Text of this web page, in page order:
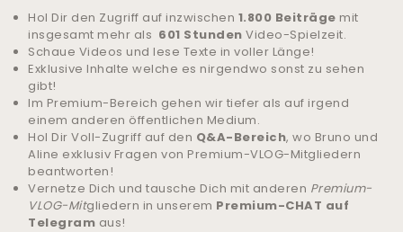
Hol Dir den Zugriff auf inzwischen 1.800 Beiträge mit
insgesamt mehr als 601 Stunden Video-Spielzeit.
Schaue Videos und lese Texte in voller Länge!
Exklusive Inhalte welche es nirgendwo sonst zu sehen
gibt!
Im Premium-Bereich gehen wir tiefer als auf irgend
einem anderen öffentlichen Medium.
Hol Dir Voll-Zugriff auf den Q&A-Bereich, wo Bruno und
Aline exklusiv Fragen von Premium-VLOG-Mitgliedern
beantworten!
Vernetze Dich und tausche Dich mit anderen Premium-
VLOG-Mitgliedern in unserem Premium-CHAT auf
Telegram aus!